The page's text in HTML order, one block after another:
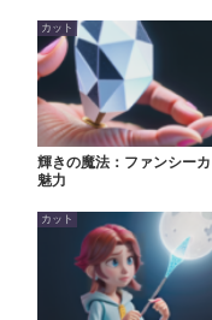
カット
輝きの魔法：ファンシー
魅力
カット